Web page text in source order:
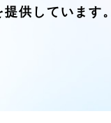
供しています。